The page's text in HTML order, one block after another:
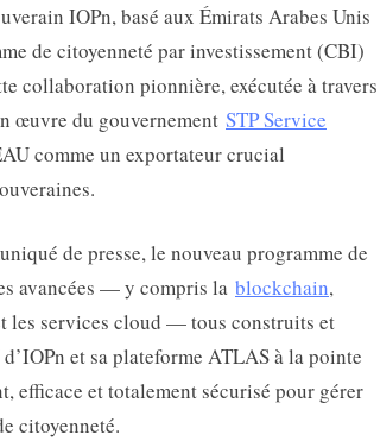
IOPn, basé aux Émirats Arabes Unis
de citoyenneté par investissement (CBI)
collaboration pionnière, exécutée à travers
œuvre du gouvernement STP Service
comme un exportateur crucial
de presse, le nouveau programme de
avancées — y compris la blockchain,
services cloud — tous construits et
et sa plateforme ATLAS à la pointe
efficace et totalement sécurisé pour gérer
citoyenneté.